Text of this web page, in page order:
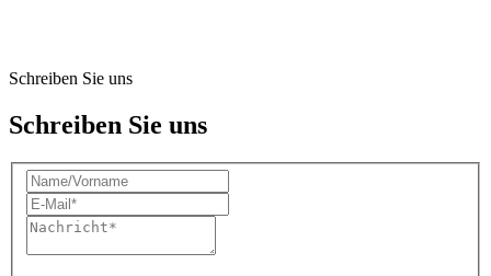
Schreiben Sie uns
Schreiben Sie uns